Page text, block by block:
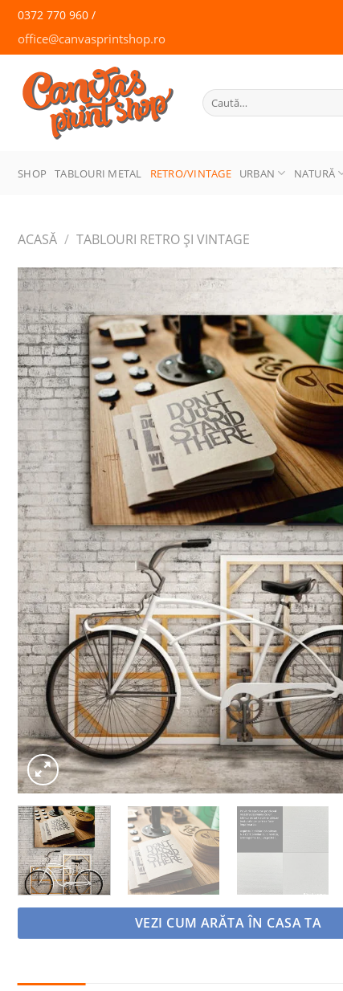
Skip
content
0372 770 960 /
office@canvasprintshop.ro
CANVAS
PRINT SHOP
Caută
după:
SHOP TABLOURI METAL RETRO/VINTAGE URBAN NATURĂ
ACASĂ / TABLOURI RETRO ȘI VINTAGE
VEZI CUM ARĂTA ÎN CASA TA